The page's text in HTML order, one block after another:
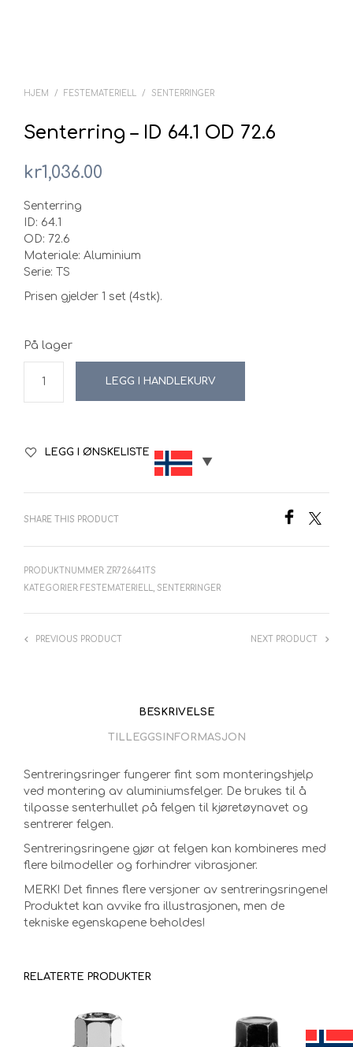
HJEM / FESTEMATERIELL / SENTERRINGER
Senterring – ID 64.1 OD 72.6
kr1,036.00
Senterring
ID: 64.1
OD: 72.6
Materiale: Aluminium
Serie: TS
Prisen gjelder 1 set (4stk).
På lager
LEGG I HANDLEKURV
LEGG I ØNSKELISTE
SHARE THIS PRODUCT
PRODUKTNUMMER: ZR726641TS
KATEGORIER: FESTEMATERIELL SENTERRINGER
PREVIOUS PRODUCT NEXT PRODUCT
BESKRIVELSE
TILLEGGSINFORMASJON
Sentreringsringer fungerer fint som monteringshjelp
ved montering av aluminiumsfelger. De brukes til å
tilpasse senterhullet på felgen til kjøretøynavet og
sentrerer felgen.
Sentreringsringene gjør at felgen kan kombineres med
flere bilmodeller og forhindrer vibrasjoner.
MERK! Det finnes flere versjoner av sentreringsringene!
Produktet kan avvike fra illustrasjonen, men de
tekniske egenskapene beholdes!
RELATERTE PRODUKTER